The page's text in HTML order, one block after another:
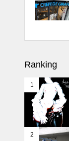
Ranking
1
2